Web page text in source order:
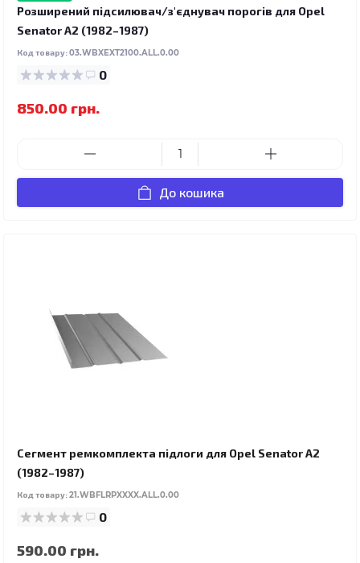
Розширений підсилювач/з'єднувач порогів для Opel
Senator A2 (1982–1987)
Код товару:03.WBXEXT2100.ALL.0.00
0
850.00 грн.
До кошика
Сегмент ремкомплекта підлоги для Opel Senator A2
(1982–1987)
Код товару:21.WBFLRPXXXX.ALL.0.00
0
590.00 грн.